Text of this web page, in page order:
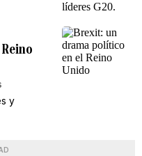
y